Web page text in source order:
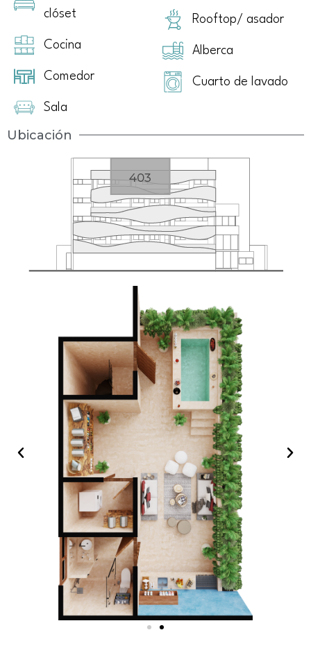
clóset
Cocina
Comedor
Sala
Rooftop/ asador
Alberca
Cuarto de lavado
Ubicación